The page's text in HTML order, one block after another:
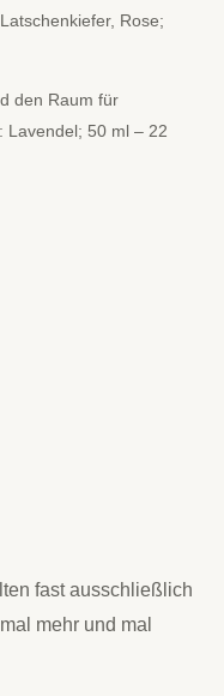
Rose;
den Raum für
Lavendel; 50 ml – 22
fast ausschließlich
mehr und mal